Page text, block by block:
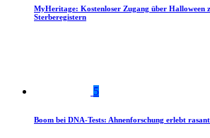
MyHeritage: Kostenloser Zugang über Halloween
Sterberegistern
5
Boom bei DNA-Tests: Ahnenforschung erlebt